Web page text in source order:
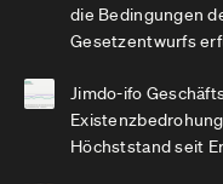
die Bedingungen
Gesetzentwurfs
Jimdo-ifo
Höchststand seit